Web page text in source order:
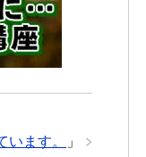
ます。 」